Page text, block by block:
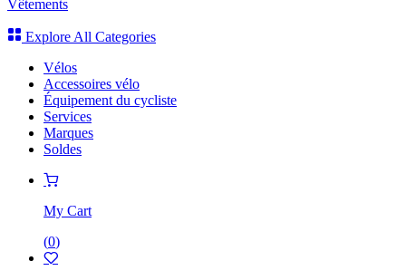
Vêtements
Explore All Categories
Vélos
Accessoires vélo
Équipement du cycliste
Services
Marques
Soldes
My Cart
(0)